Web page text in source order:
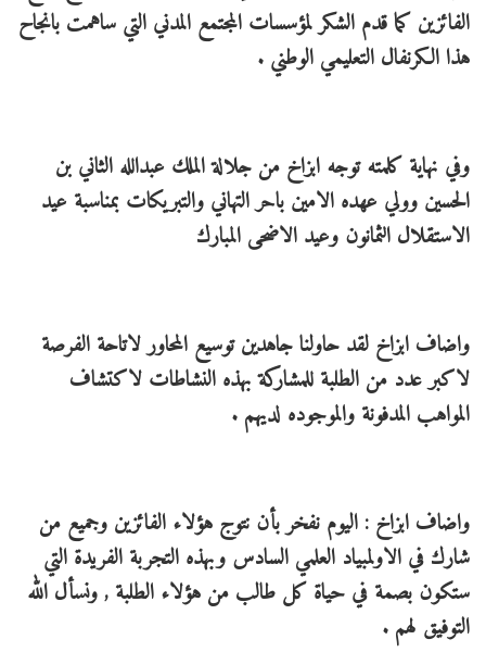
الفائزين كما قدم الشكر لمؤسسات المجتمع المدني التي ساهمت بانجاح
هذا الكرنفال التعليمي الوطني .
وفي نهاية كلمته توجه ابزاخ من جلالة الملك عبدالله الثاني بن
الحسين وولي عهده الامين باحر التهاني والتبريكات بمناسبة عيد
الاستقلال الثمانون وعيد الاضحى المبارك
واضاف ابزاخ لقد حاولنا جاهدين توسيع المحاور لاتاحة الفرصة
لاكبر عدد من الطلبة للمشاركة بهذه النشاطات لاكتشاف
المواهب المدفونة والموجوده لديهم .
واضاف ابزاخ : اليوم نفخر بأن نتوج هؤلاء الفائزين وجميع من
شارك في الاولمبياد العلمي السادس وبهذه التجربة الفريدة التي
ستكون بصمة في حياة كل طالب من هؤلاء الطلبة , ونسأل الله
التوفيق لهم .